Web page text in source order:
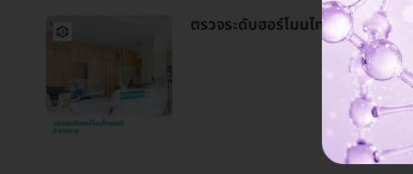
ตรวจระดับฮอร์โมนไทรอยด์ 5 รายการ